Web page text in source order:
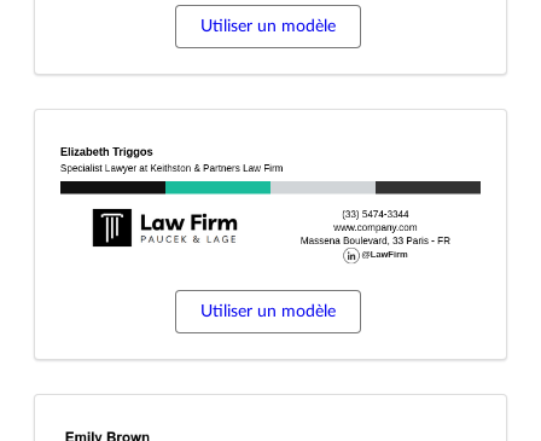
Utiliser un modèle
Utiliser un modèle